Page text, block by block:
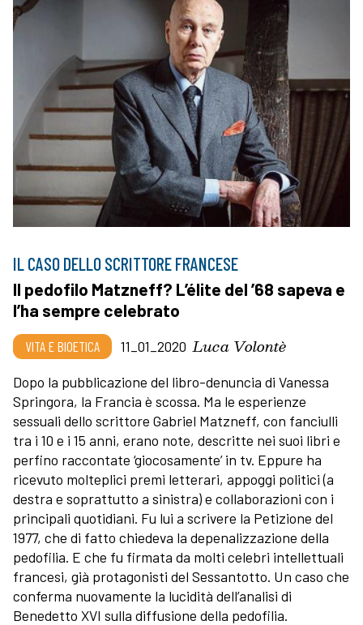
IL CASO DELLO SCRITTORE FRANCESE
Il pedofilo Matzneff? L’élite del ’68 sapeva e
l’ha sempre celebrato
VITA E BIOETICA 11_01_2020 Luca Volontè
Dopo la pubblicazione del libro-denuncia di Vanessa
Springora, la Francia è scossa. Ma le esperienze
sessuali dello scrittore Gabriel Matzneff, con fanciulli
tra i 10 e i 15 anni, erano note, descritte nei suoi libri e
perfino raccontate ‘giocosamente’ in tv. Eppure ha
ricevuto molteplici premi letterari, appoggi politici (a
destra e soprattutto a sinistra) e collaborazioni con i
principali quotidiani. Fu lui a scrivere la Petizione del
1977, che di fatto chiedeva la depenalizzazione della
pedofilia. E che fu firmata da molti celebri intellettuali
francesi, già protagonisti del Sessantotto. Un caso che
conferma nuovamente la lucidità dell’analisi di
Benedetto XVI sulla diffusione della pedofilia.